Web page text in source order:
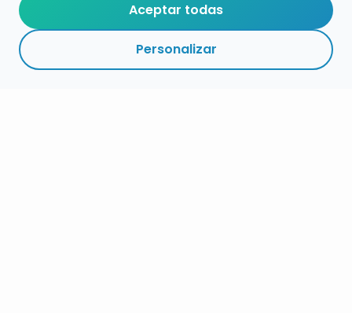
RESUMEN PLAZOS ESPECIALIDADES ENLACES SEGUIR
Aceptar todas
Personalizar